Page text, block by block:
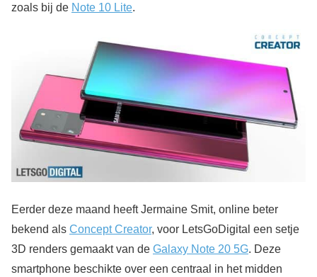
zoals bij de Note 10 Lite.
Eerder deze maand heeft Jermaine Smit, online beter
bekend als Concept Creator, voor LetsGoDigital een setje
3D renders gemaakt van de Galaxy Note 20 5G. Deze
smartphone beschikte over een centraal in het midden